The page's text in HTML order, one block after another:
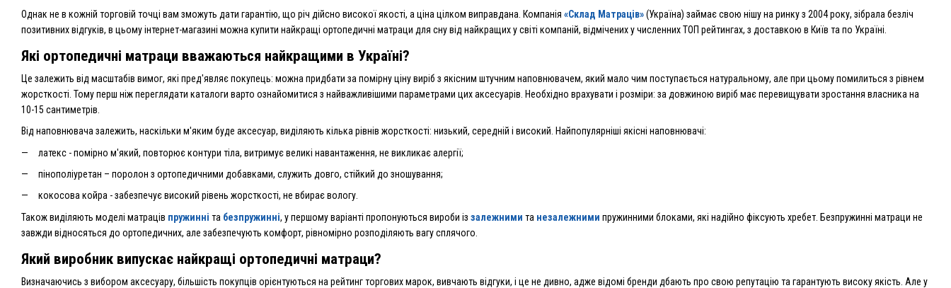
Однак не в кожній торговій точці вам зможуть дати гарантію, що річ дійсно високої якості, а ціна цілком виправдана. Компанія «Склад Матраців»(Україна) займає свою нішу на ринку з 2004 року, зібрала безліч
позитивних відгуків, в цьому інтернет-магазині можна купити найкращі ортопедичні матраци для сну від найкращих у світі компаній, відмічених у численних ТОП рейтингах, з доставкою в Київ та по Україні.
Які ортопедичні матраци вважаються найкращими в Україні?
Це залежить від масштабів вимог, які пред'являє покупець: можна придбати за помірну ціну виріб з якісним штучним наповнювачем, який мало чим поступається натуральному, але при цьому помилиться з рівнем
жорсткості. Тому перш ніж переглядати каталоги варто ознайомитися з найважливішими параметрами цих аксесуарів. Необхідно врахувати і розміри: за довжиною виріб має перевищувати зростання власника на
10-15 сантиметрів.
Від наповнювача залежить, наскільки м'яким буде аксесуар, виділяють кілька рівнів жорсткості: низький, середній і високий. Найпопулярніші якісні наповнювачі:
латекс - помірно м'який, повторює контури тіла, витримує великі навантаження, не викликає алергії;
пінополіуретан – поролон з ортопедичними добавками, служить довго, стійкий до зношування;
кокосова койра - забезпечує високий рівень жорсткості, не вбирає вологу.
Також виділяють моделі матраців пружинні та безпружинні, у першому варіанті пропонуються вироби із залежними та незалежними пружинними блоками, які надійно фіксують хребет. Безпружинні матраци не
завжди відносяться до ортопедичних, але забезпечують комфорт, рівномірно розподіляють вагу сплячого.
Який виробник випускає найкращі ортопедичні матраци?
Визначаючись з вибором аксесуару, більшість покупців орієнтуються на рейтинг торгових марок, вивчають відгуки, і це не дивно, адже відомі бренди дбають про свою репутацію та гарантують високу якість. Але у